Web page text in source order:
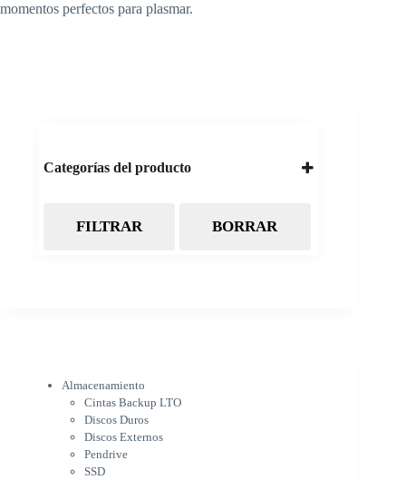
momentos perfectos para plasmar.
Categorías del producto
Almacenamiento
Cámaras
Cargadores
IOT
Pantalla de proyección
Pantallas
FILTRAR BORRAR
Almacenamiento
Cintas Backup LTO
Discos Duros
Discos Externos
Pendrive
SSD